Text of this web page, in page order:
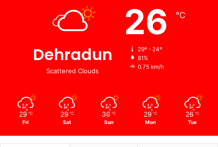
Dehradun
Scattered Clouds
26 ℃
29º - 24º
81%
0.75 km/h
29 ℃
Fri
29 ℃
Sat
30 ℃
Sun
29 ℃
Mon
26 ℃
Tue